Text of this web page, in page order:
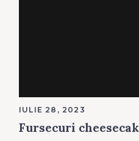
IULIE 28, 2023
Fursecuri